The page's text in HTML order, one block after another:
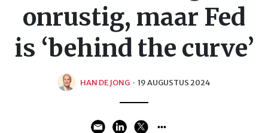
onrustig, maar Fed
is ‘behind the curve’
HAN DE JONG · 19 AUGUSTUS 2024